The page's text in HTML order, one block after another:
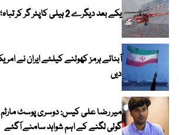
یکے بعد دیگرے 2 ہیلی کاپٹر گر کر تباہ؛ متعدد ہلاکتیں
دیں
میر رضا علی کیس: دوسری پوسٹ مارٹم
گولی لگنے کے اہم شواہد سامنے آگئے